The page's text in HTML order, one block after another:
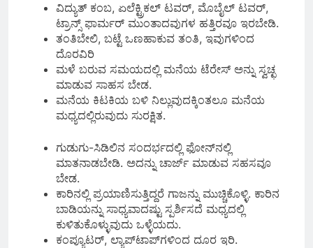
ವಿದ್ಯುತ್ ಕಂಬ, ಏಲೆಕ್ಟ್ರಿಕಲ್ ಟವರ್, ಮೊಬೈಲ್ ಟವರ್,
ಟ್ರಾನ್ಸ್ ಫಾರ್ಮರ್ ಮುಂತಾದವುಗಳ ಹತ್ತಿರವೂ ಇರಬೇಡಿ.
ತಂತಿಬೇಲಿ, ಬಟ್ಟೆ ಒಣಹಾಕುವ ತಂತಿ, ಇವುಗಳಿಂದ
ದೊರವಿರಿ
ಮಳೆ ಬರುವ ಸಮಯದಲ್ಲಿ ಮನೆಯ ಟೆರೇಸ್‌ ಅನ್ನು ಸ್ವಚ್ಛ
ಮಾಡುವ ಸಾಹಸ ಬೇಡ.
ಮನೆಯ ಕಿಟಕಿಯ ಬಳಿ ನಿಲ್ಲುವುದಕ್ಕಿಂತಲೂ ಮನೆಯ
ಮಧ್ಯದಲ್ಲಿರುವುದು ಸುರಕ್ಷಿತ.
ಗುಡುಗು-ಸಿಡಿಲಿನ ಸಂದರ್ಭದಲ್ಲಿ ಫೋನ್‌ನಲ್ಲಿ
ಮಾತನಾಡಬೇಡಿ. ಅದನ್ನು ಚಾರ್ಜ್ ಮಾಡುವ ಸಹಸವೂ
ಬೇಡ.
ಕಾರಿನಲ್ಲಿ ಪ್ರಯಾಣಿಸುತ್ತಿದ್ದರೆ ಗಾಜನ್ನು ಮುಚ್ಚಿಕೊಳ್ಳಿ. ಕಾರಿನ
ಬಾಡಿಯನ್ನು ಸಾಧ್ಯವಾದಷ್ಟು ಸ್ಪರ್ಶಿಸದೆ ಮಧ್ಯದಲ್ಲಿ
ಕುಳಿತುಕೊಳ್ಳುವುದು ಒಳ್ಳೆಯದು.
ಕಂಪ್ಯೂಟರ್‌, ಲ್ಯಾಪ್‌ಟಾಪ್‌ಗಳಿಂದ ದೂರ ಇರಿ.